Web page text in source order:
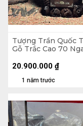
Tượng Trần Quốc
Gỗ Trắc Cao 70
1 năm trước
20.900.000 ₫